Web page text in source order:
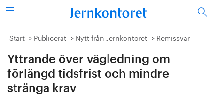
Sök
Stålindustrin
Vision 2050
Forskning/utbildning
Start Publicerat Nytt från Jernkontoret Remissvar
Yttrande över vägledning om
förlängd tidsfrist och mindre
stränga krav